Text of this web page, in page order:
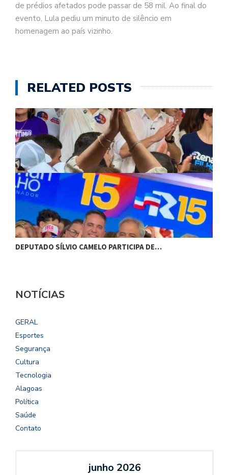
de prédios afetados pode passar de 58 mil. Ao final do
evento, Lula pediu um minuto de silêncio em
homenagem ao país vizinho.
RELATED POSTS
DEPUTADO SÍLVIO CAMELO PARTICIPA DE…
NOTÍCIAS
GERAL
Esportes
Segurança
Cultura
Tecnologia
Alagoas
Política
Saúde
Contato
junho 2026